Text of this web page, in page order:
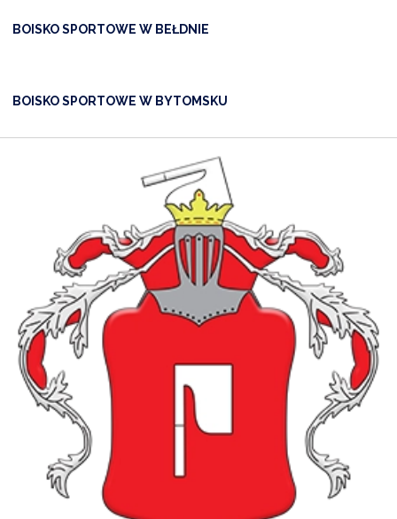
BOISKO SPORTOWE W BEŁDNIE
BOISKO SPORTOWE W BYTOMSKU